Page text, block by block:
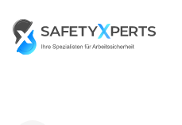
content
Go to landing page.